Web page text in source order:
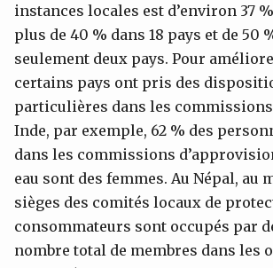
instances locales est d’environ 37
plus de 40 % dans 18 pays et de 50
seulement deux pays. Pour
certains pays ont pris des
particulières dans les commissions
Inde, par exemple, 62 % des
dans les commissions
eau sont des femmes. Au Népal, au
sièges des comités locaux de
consommateurs sont occupés par
nombre total de membres dans les